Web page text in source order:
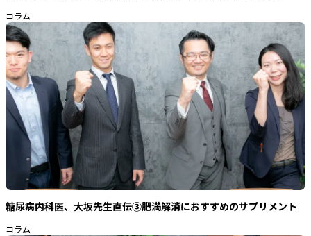
コラム
糖尿病内科医、大坂先生直伝③肥満解消におすすめのサプリメント
コラム